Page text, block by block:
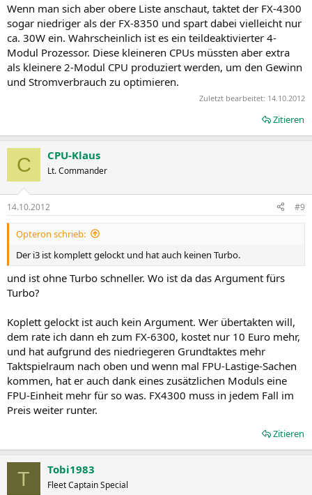
Wenn man sich aber obere Liste anschaut, taktet der FX-4300
sogar niedriger als der FX-8350 und spart dabei vielleicht nur
ca. 30W ein. Wahrscheinlich ist es ein teildeaktivierter 4-
Modul Prozessor. Diese kleineren CPUs müssten aber extra
als kleinere 2-Modul CPU produziert werden, um den Gewinn
und Stromverbrauch zu optimieren.
Zuletzt bearbeitet: 14.10.2012
Zitieren
C CPU-Klaus
Lt. Commander
14.10.2012 #9
Opteron schrieb:
Der i3 ist komplett gelockt und hat auch keinen Turbo.
und ist ohne Turbo schneller. Wo ist da das Argument fürs
Turbo?
Koplett gelockt ist auch kein Argument. Wer übertakten will,
dem rate ich dann eh zum FX-6300, kostet nur 10 Euro mehr,
und hat aufgrund des niedriegeren Grundtaktes mehr
Taktspielraum nach oben und wenn mal FPU-Lastige-Sachen
kommen, hat er auch dank eines zusätzlichen Moduls eine
FPU-Einheit mehr für so was. FX4300 muss in jedem Fall im
Preis weiter runter.
Zitieren
T Tobi1983
Fleet Captain Special